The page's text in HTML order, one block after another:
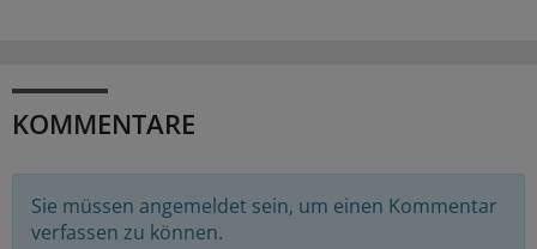
KOMMENTARE
Sie müssen angemeldet sein, um einen Kommentar
verfassen zu können.